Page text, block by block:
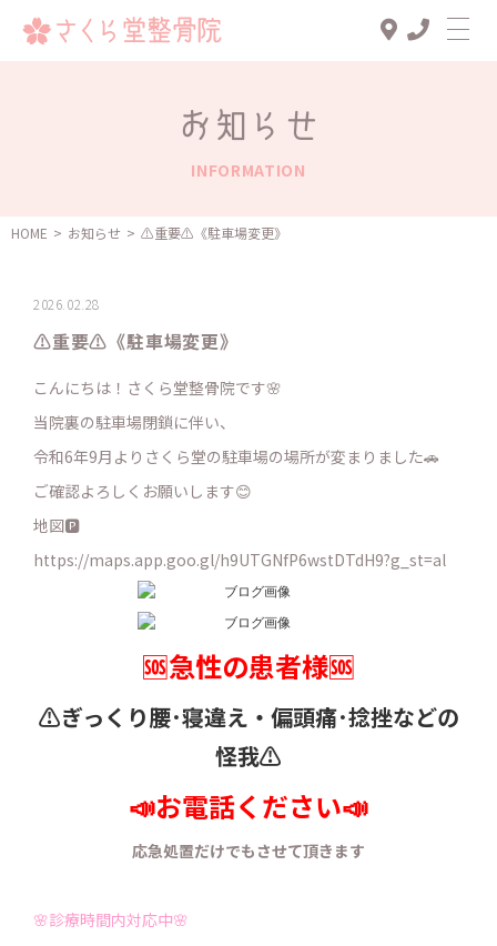
診療メニュー
スタッフ一覧
お知らせ
INFORMATION
HOME > お知らせ > ⚠️重要⚠️《駐車場変更》
2026.02.28
⚠️重要⚠️《駐車場変更》
こんにちは！さくら堂整骨院です🌸
当院裏の駐車場閉鎖に伴い、
令和6年9月よりさくら堂の駐車場の場所が変まりました🚗
ご確認よろしくお願いします😊
地図🅿️
https://maps.app.goo.gl/h9UTGNfP6wstDTdH9?g_st=al
🆘急性の患者様🆘
⚠️ぎっくり腰･寝違え・ 偏頭痛･捻挫などの
怪我⚠️
📣お電話ください📣
応急処置だけでもさせて頂きます
🌸診療時間内対応中🌸